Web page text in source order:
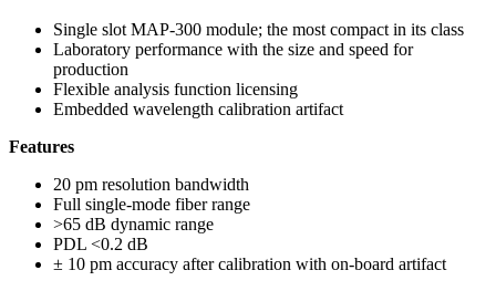
Single slot MAP-300 module; the most compact in its class
Laboratory performance with the size and speed for
production
Flexible analysis function licensing
Embedded wavelength calibration artifact
Features
20 pm resolution bandwidth
Full single-mode fiber range
>65 dB dynamic range
PDL <0.2 dB
± 10 pm accuracy after calibration with on-board artifact